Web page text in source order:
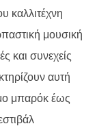
καλλιτέχνη
μουσική
και συνεχείς
αυτή
μπαρόκ έως